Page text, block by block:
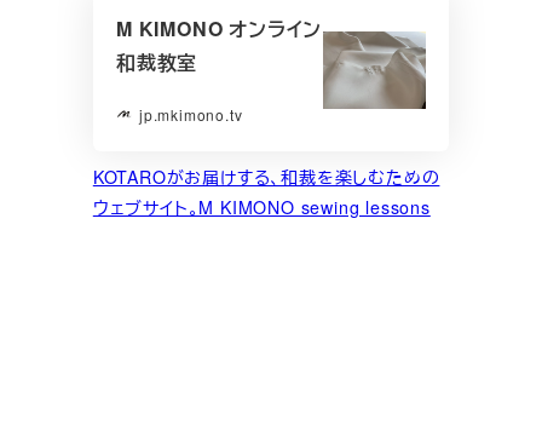
M KIMONO オンライン
和裁教室
jp.mkimono.tv
KOTAROがお届けする、和裁を楽しむための
ウェブサイト。M KIMONO sewing lessons